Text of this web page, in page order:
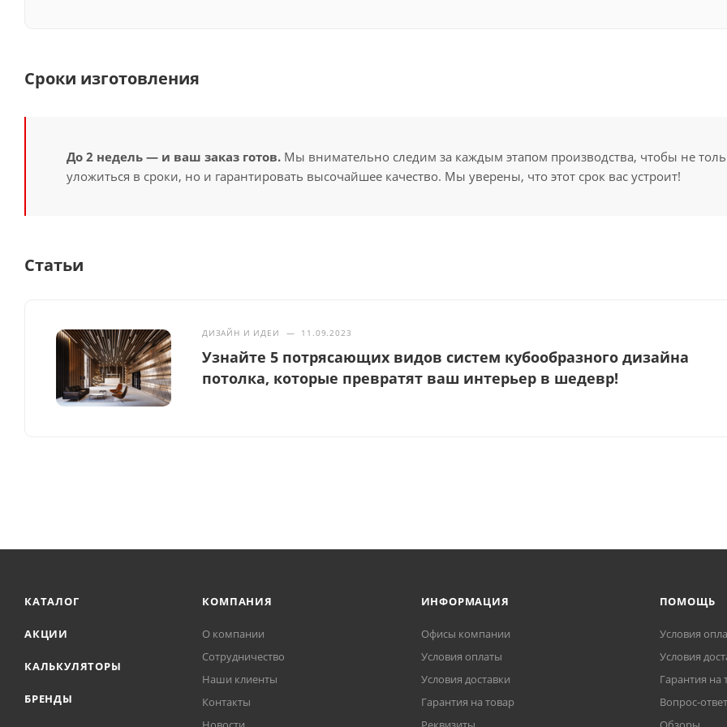
Сроки изготовления
До 2 недель — и ваш заказ готов. Мы внимательно следим за каждым этапом производства, чтобы не
уложиться в сроки, но и гарантировать высочайшее качество. Мы уверены, что этот срок вас устроит!
Статьи
ДИЗАЙН И ИДЕИ — 11.09.2023
Узнайте 5 потрясающих видов систем кубообразного дизайна
потолка, которые превратят ваш интерьер в шедевр!
КАТАЛОГ
АКЦИИ
КАЛЬКУЛЯТОРЫ
БРЕНДЫ
КОМПАНИЯ
О компании
Сотрудничество
Наши клиенты
Контакты
ИНФОРМАЦИЯ
Офисы компании
Условия оплаты
Условия доставки
Гарантия на товар
ПОМОЩЬ
Условия
Условия
Гарантия на
Вопрос-ответ